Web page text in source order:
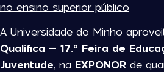
no ensino superior público
A Universidade do Minho
Qualifica – 17.ª Feira de
Juventude, na EXPONOR de